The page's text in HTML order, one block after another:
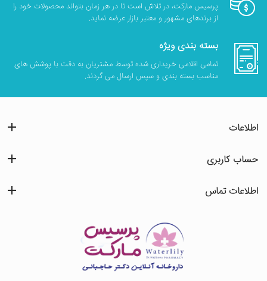
پرسیس مارکت، در تلاش است تا در هر زمان بتواند محصولات خود را
از برندهای مشهور و معتبر بازار عرضه نماید.
بسته بندی ویژه
تمامی اقلامی خریداری شده توسط مشتریان به دقت با پوشش های
مناسب بسته بندی و سپس ارسال می گردند.
اطلاعات
حساب کاربری
اطلاعات تماس